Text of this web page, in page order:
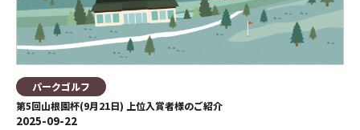
パークゴルフ
第5回山根園杯(9月21日) 上位入賞者様のご紹介
2025-09-22